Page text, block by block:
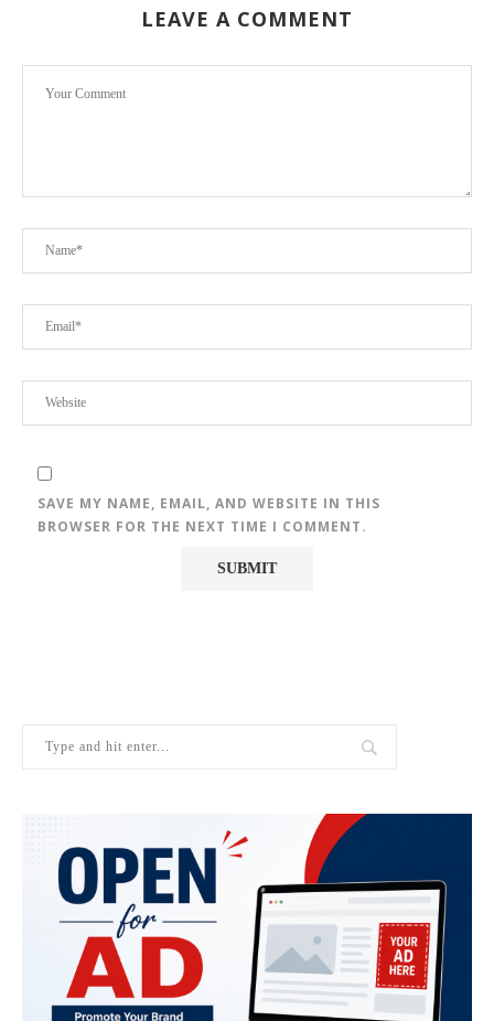
LEAVE A COMMENT
SAVE MY NAME, EMAIL, AND WEBSITE IN THIS
BROWSER FOR THE NEXT TIME I COMMENT.